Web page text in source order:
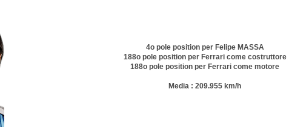
4o pole position per Felipe MASSA
188o pole position per Ferrari come costruttore
188o pole position per Ferrari come motore
Media : 209.955 km/h